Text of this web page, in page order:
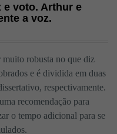
e voto. Arthur e
a voz.
robusta no que diz
e é dividida em duas
respectivamente.
recomendação para
o tempo adicional para se